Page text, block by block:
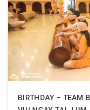
BIRTHDAY – TEAM